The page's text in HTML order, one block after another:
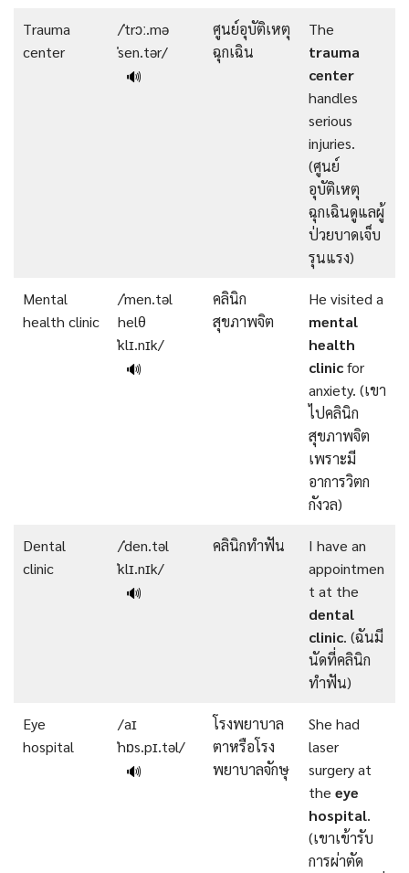
Trauma
center
/ˈtrɔː.mə
ˈsen.tər/
🔊
ศูนย์อุบัติเหตุ
ฉุกเฉิน
The
trauma
center
handles
serious
injuries.
(ศูนย์
อุบัติเหตุ
ฉุกเฉินดูแลผู้
ป่วยบาดเจ็บ
รุนแรง)
Mental
health clinic
/ˈmen.təl
helθ
ˈklɪ.nɪk/
🔊
คลินิก
สุขภาพจิต
He visited a
mental
health
clinicfor
anxiety. (เขา
ไปคลินิก
สุขภาพจิต
เพราะมี
อาการวิตก
กังวล)
Dental
clinic
/ˈden.təl
ˈklɪ.nɪk/
🔊
คลินิกทำฟัน
I have an
appointmen
t at the
dental
clinic. (ฉันมี
นัดที่คลินิก
ทำฟัน)
Eye
hospital
/aɪ
ˈhɒs.pɪ.təl/
🔊
โรงพยาบาล
ตาหรือโรง
พยาบาลจักษุ
She had
laser
surgery at
the eye
hospital.
(เขาเข้ารับ
การผ่าตัด